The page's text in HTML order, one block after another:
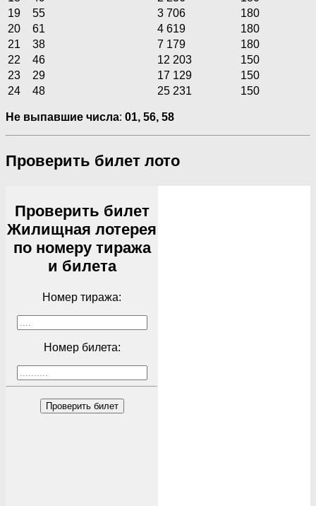
19
55 3 706
180
20
61 4 619
180
21
38 7 179
180
22
46 12 203
150
23
29 17 129
150
24
48 25 231 150
Не выпавшие числа: 01, 56, 58
Проверить билет лото
Проверить билет
Жилищная лотерея
по номеру тиража
и билета
Номер тиража:
Номер билета:
Проверить билет